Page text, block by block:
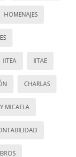
HOMENAJES
IITEA IITAE
CHARLAS
MICAELA